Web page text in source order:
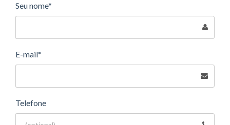
Seu nome*
E-mail*
Telefone